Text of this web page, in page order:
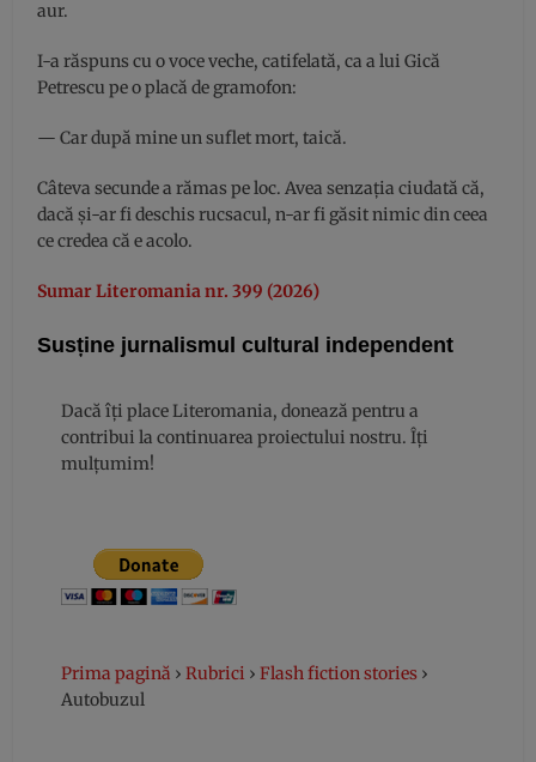
aur.
I-a răspuns cu o voce veche, catifelată, ca a lui Gică
Petrescu pe o placă de gramofon:
— Car după mine un suflet mort, taică.
Câteva secunde a rămas pe loc. Avea senzația ciudată că,
dacă și-ar fi deschis rucsacul, n-ar fi găsit nimic din ceea
ce credea că e acolo.
Sumar Literomania nr. 399 (2026)
Susține jurnalismul cultural independent
Dacă îți place Literomania, donează pentru a
contribui la continuarea proiectului nostru. Îți
mulțumim!
Prima pagină › Rubrici › Flash fiction stories ›
Autobuzul